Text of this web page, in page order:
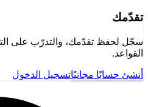
تقدّمك
سجّل لحفظ تقدّمك، والتدرّب على
القواعد.
أنشئ حسابًا مجانيًاتسجيل الدخول